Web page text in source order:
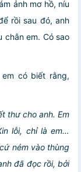
ảnh mơ hồ, níu
rồi sau đó, anh
chân em. Có sao
có biết rằng,
thư cho anh. Em
lỗi, chỉ là em…
ném vào thùng
đã đọc rồi, bởi